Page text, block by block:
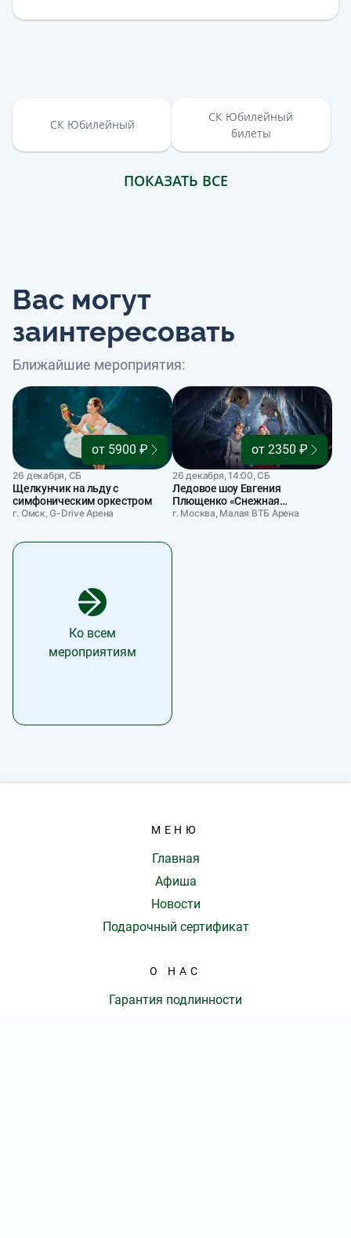
СК Юбилейный
СК Юбилейный
билеты
ПОКАЗАТЬ ВСЕ
Вас могут
заинтересовать
Ближайшие мероприятия:
от 5900 ₽
26 декабря, СБ
Щелкунчик на льду с
симфоническим оркестром
г. Омск, G-Drive Арена
от 2350 ₽
26 декабря, 14:00, СБ
Ледовое шоу Евгения
Плющенко «Снежная
королева»
г. Москва, Малая ВТБ Арена
Ко всем
мероприятиям
МЕНЮ
Главная
Афиша
Новости
Подарочный сертификат
О НАС
Гарантия подлинности